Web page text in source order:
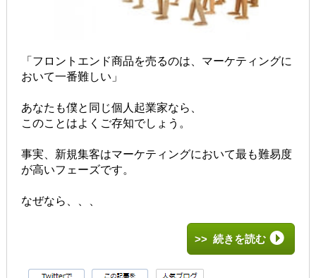
「フロントエンド商品を売るのは、マーケティングに
おいて一番難しい」
あなたも僕と同じ個人起業家なら、
このことはよくご存知でしょう。
事実、新規集客はマーケティングにおいて最も難易度
が高いフェーズです。
なぜなら、、、
>> 続きを読む